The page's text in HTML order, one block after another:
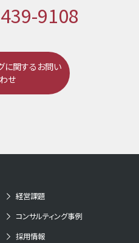
9108
に関するお問い
せ
経営課題
コンサルティング事例
採用情報